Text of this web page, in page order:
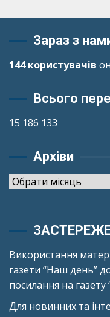
Зараз з
144 користувачів
Всього
15 186 133
Архіви
Архіви
Використання
газети “Наш день”
посилання на
Для новинних та